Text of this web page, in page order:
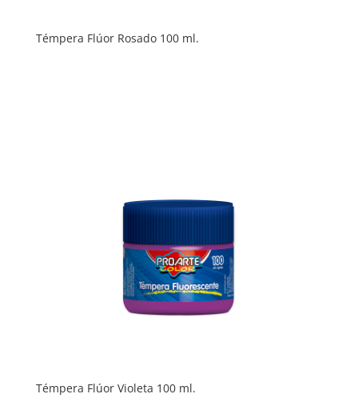
Témpera Flúor Rosado 100 ml.
Témpera Flúor Violeta 100 ml.